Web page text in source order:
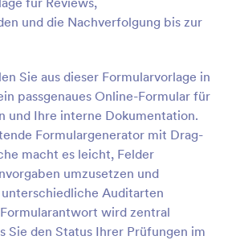
und die Nachverfolgung bis zur
Sie aus dieser Formularvorlage in
passgenaues Online-Formular für
und Ihre interne Dokumentation.
Formulargenerator mit Drag-
macht es leicht, Felder
umzusetzen und
Auditarten
wird zentral
Sie den Status Ihrer Prüfungen im
Checkliste
Schweißnahtprüfungen digital
Checklistenformular
für Fertigung, Montage und
zur schnellen Datenerfassung
Formularantwort.